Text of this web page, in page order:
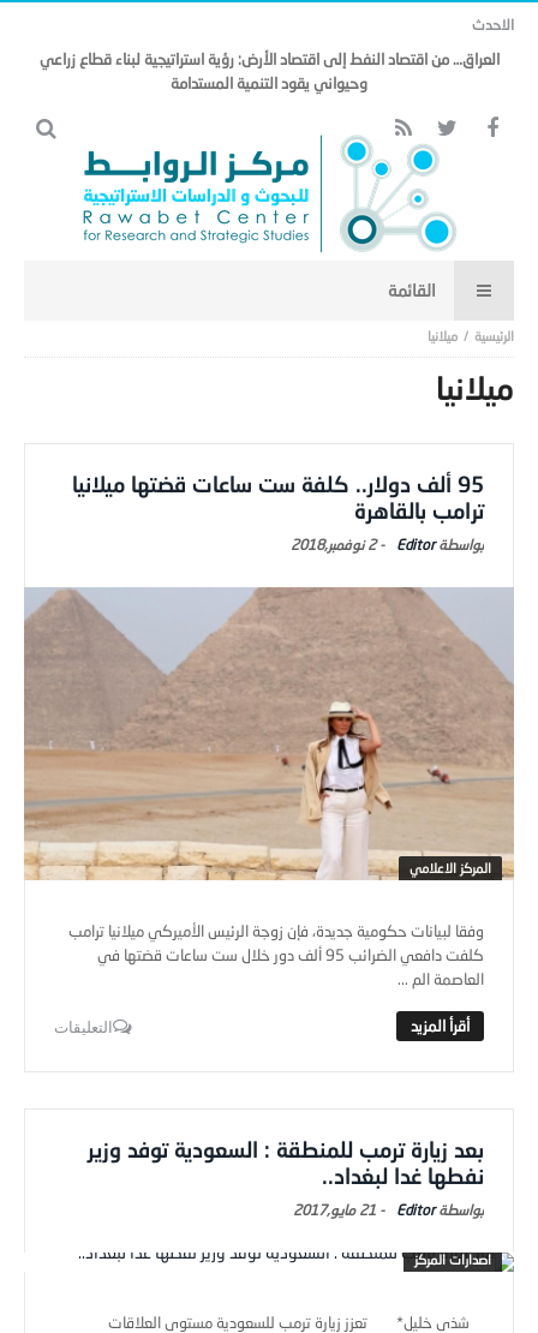
الاحدث
العراق… من اقتصاد النفط إلى اقتصاد الأرض: رؤية استراتيجية لبناء قطاع زراعي
وحيواني يقود التنمية المستدامة
ميلانيا
ميلانيا
95 ألف دولار.. كلفة ست ساعات قضتها ميلانيا
ترامب بالقاهرة
Editor
-2 نوفمبر,2018
المركز الاعلامي
وفقا لبيانات حكومية جديدة، فإن زوجة الرئيس الأميركي ميلانيا ترامب
كلفت دافعي الضرائب 95 ألف دور خلال ست ساعات قضتها في
العاصمة الم ...
التعليقات
بعد زيارة ترمب للمنطقة : السعودية توفد وزير
نفطها غدا لبغداد..
Editor
- 21 مايو,2017
اصدارات المركز
شذى خليل* تعزز زيارة ترمب للسعودية مستوى العلاقات